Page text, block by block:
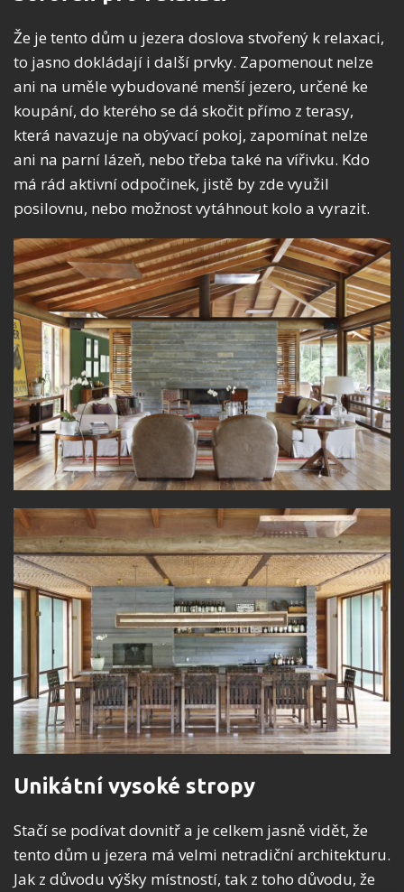
Že je tento dům u jezera doslova stvořený k relaxaci,
to jasno dokládají i další prvky. Zapomenout nelze
ani na uměle vybudované menší jezero, určené ke
koupání, do kterého se dá skočit přímo z terasy,
která navazuje na obývací pokoj, zapomínat nelze
ani na parní lázeň, nebo třeba také na vířivku. Kdo
má rád aktivní odpočinek, jistě by zde využil
posilovnu, nebo možnost vytáhnout kolo a vyrazit.
Unikátní vysoké stropy
Stačí se podívat dovnitř a je celkem jasně vidět, že
tento dům u jezera má velmi netradiční architekturu.
Jak z důvodu výšky místností, tak z toho důvodu, že